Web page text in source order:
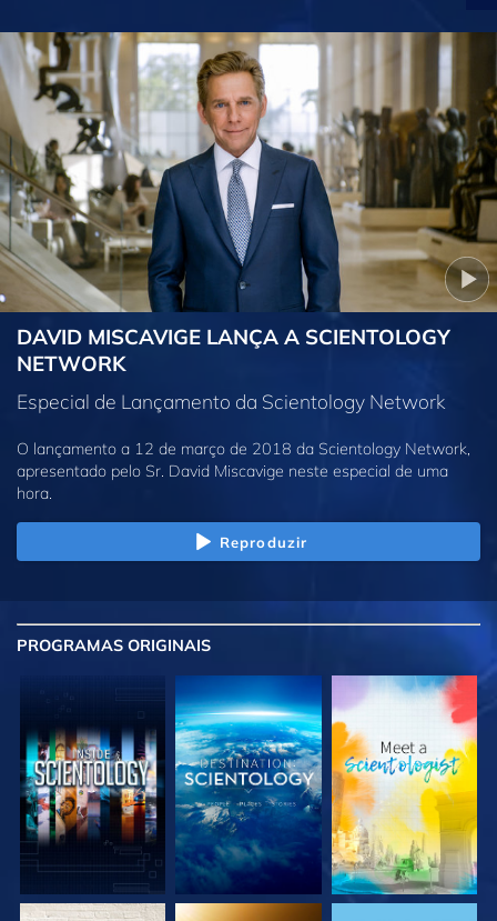
DAVID MISCAVIGE LANÇA A SCIENTOLOGY
NETWORK
Especial de Lançamento da Scientology Network
O lançamento a 12 de março de 2018 da Scientology Network,
apresentado pelo Sr. David Miscavige neste especial de uma
hora.
Reproduzir
PROGRAMAS ORIGINAIS